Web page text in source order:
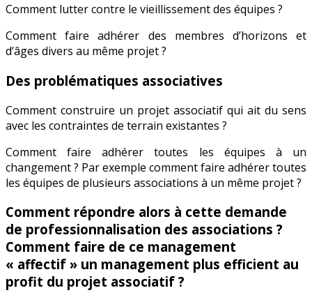
Comment lutter contre le vieillissement des équipes ?
Comment faire adhérer des membres d’horizons et
d’âges divers au même projet ?
Des problématiques associatives
Comment construire un projet associatif qui ait du sens
avec les contraintes de terrain existantes ?
Comment faire adhérer toutes les équipes à un
changement ? Par exemple comment faire adhérer toutes
les équipes de plusieurs associations à un même projet ?
Comment répondre alors à cette demande
de professionnalisation des associations ?
Comment faire de ce management
« affectif » un management plus efficient au
profit du projet associatif ?